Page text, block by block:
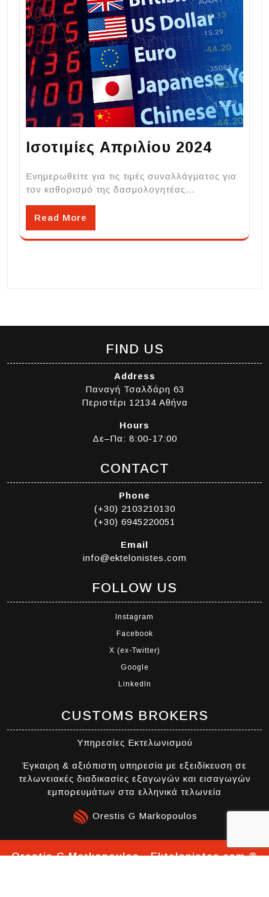
Ισοτιμίες Απριλίου 2024
Ενημερωθείτε για τις τιμές συναλλάγματος για
τον καθορισμό της δασμολογητέας…
Read More
FIND US
Address
Παναγή Τσαλδάρη 63
Περιστέρι 12134 Αθήνα
Hours
Δε–Πα: 8:00-17:00
CONTACT
Phone
(+30) 2103210130
(+30) 6945220051
Email
info@ektelonistes.com
FOLLOW US
Instagram
Facebook
X (ex-Twitter)
Google
LinkedIn
CUSTOMS BROKERS
Υπηρεσίες Εκτελωνισμού
Έγκαιρη & αξιόπιστη υπηρεσία με εξειδίκευση σε
τελωνειακές διαδικασίες εξαγωγών και εισαγωγών
εμπορευμάτων στα ελληνικά τελωνεία
Orestis G Markopoulos
Orestis G Markopoulos - Ektelonistes.com ®